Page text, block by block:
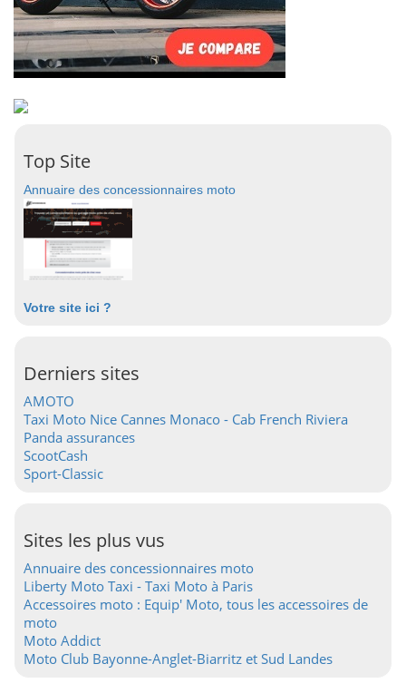
Top Site
Annuaire des concessionnaires moto
Votre site ici ?
Derniers sites
AMOTO
Taxi Moto Nice Cannes Monaco - Cab French Riviera
Panda assurances
ScootCash
Sport-Classic
Sites les plus vus
Annuaire des concessionnaires moto
Liberty Moto Taxi - Taxi Moto à Paris
Accessoires moto : Equip' Moto, tous les accessoires de
moto
Moto Addict
Moto Club Bayonne-Anglet-Biarritz et Sud Landes